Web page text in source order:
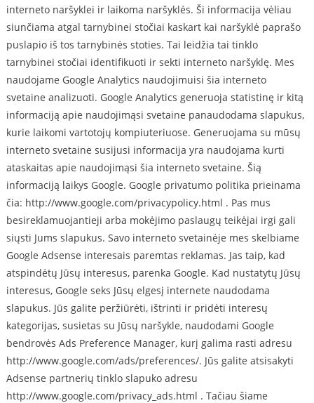
interneto naršyklei ir laikoma naršyklės. Ši informacija vėliau
siunčiama atgal tarnybinei stočiai kaskart kai naršyklė paprašo
puslapio iš tos tarnybinės stoties. Tai leidžia tai tinklo
tarnybinei stočiai identifikuoti ir sekti interneto naršyklę. Mes
naudojame Google Analytics naudojimuisi šia interneto
svetaine analizuoti. Google Analytics generuoja statistinę ir kitą
informaciją apie naudojimąsi svetaine panaudodama slapukus,
kurie laikomi vartotojų kompiuteriuose. Generuojama su mūsų
interneto svetaine susijusi informacija yra naudojama kurti
ataskaitas apie naudojimąsi šia interneto svetaine. Šią
informaciją laikys Google. Google privatumo politika prieinama
čia: http://www.google.com/privacypolicy.html . Pas mus
besireklamuojantieji arba mokėjimo paslaugų teikėjai irgi gali
siųsti Jums slapukus. Savo interneto svetainėje mes skelbiame
Google Adsense interesais paremtas reklamas. Jas taip, kad
atspindėtų Jūsų interesus, parenka Google. Kad nustatytų Jūsų
interesus, Google seks Jūsų elgesį internete naudodama
slapukus. Jūs galite peržiūrėti, ištrinti ir pridėti interesų
kategorijas, susietas su Jūsų naršykle, naudodami Google
bendrovės Ads Preference Manager, kurį galima rasti adresu
http://www.google.com/ads/preferences/. Jūs galite atsisakyti
Adsense partnerių tinklo slapuko adresu
http://www.google.com/privacy_ads.html . Tačiau šiame